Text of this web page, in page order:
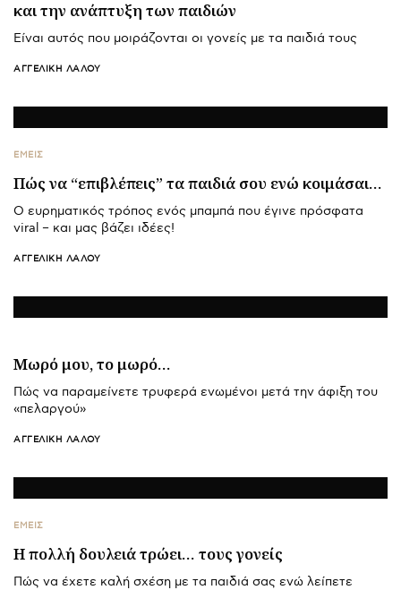
και την ανάπτυξη των παιδιών
Είναι αυτός που μοιράζονται οι γονείς με τα παιδιά τους
ΑΓΓΕΛΙΚΉ ΛΆΛΟΥ
ΕΜΕΙΣ
Πώς να “επιβλέπεις” τα παιδιά σου ενώ κοιμάσαι…
Ο ευρηματικός τρόπος ενός μπαμπά που έγινε πρόσφατα
viral – και μας βάζει ιδέες!
ΑΓΓΕΛΙΚΉ ΛΆΛΟΥ
Μωρό μου, το μωρό…
Πώς να παραμείνετε τρυφερά ενωμένοι μετά την άφιξη του
«πελαργού»
ΑΓΓΕΛΙΚΉ ΛΆΛΟΥ
ΕΜΕΙΣ
Η πολλή δουλειά τρώει… τους γονείς
Πώς να έχετε καλή σχέση με τα παιδιά σας ενώ λείπετε